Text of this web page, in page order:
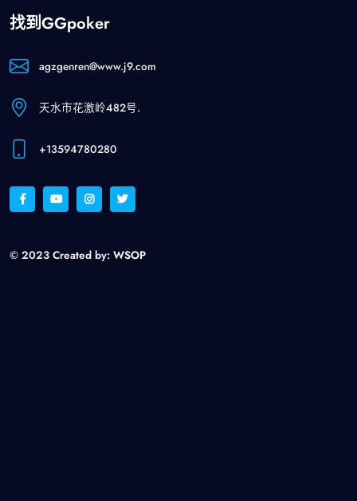
找到GGpoker
agzgenren@www.j9.com
天水市花激岭482号.
+13594780280
© 2023 Created by: WSOP